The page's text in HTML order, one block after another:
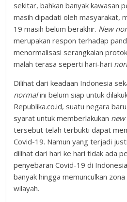
sekitar, bahkan banyak kawasan
masih dipadati oleh masyarakat,
19 masih belum berakhir. New
merupakan respon terhadap
menormalisasi serangkaian
malah terasa seperti hari-hari
Dilihat dari keadaan Indonesia
normalini belum siap untuk
Republika.co.id, suatu negara
syarat untuk memberlakukan
tersebut telah terbukti dapat
Covid-19. Namun yang terjadi
dilihat dari hari ke hari tidak ada
penyebaran Covid-19 di
banyak hingga memunculkan
wilayah.